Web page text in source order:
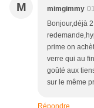
M mimgimmy
Bonjour,déjà
prime on
verre qui au
goûté aux
sur le même
Répondre